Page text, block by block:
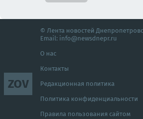
ZOV
© Лента новостей
Email: info@newsdnepr.ru
О нас
Контакты
Редакционная политика
Политика конфиденциальности
Правила пользования сайтом